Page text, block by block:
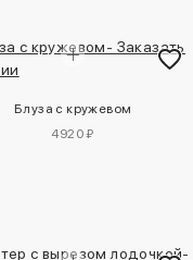
Блуза с кружевом
4920 ₽